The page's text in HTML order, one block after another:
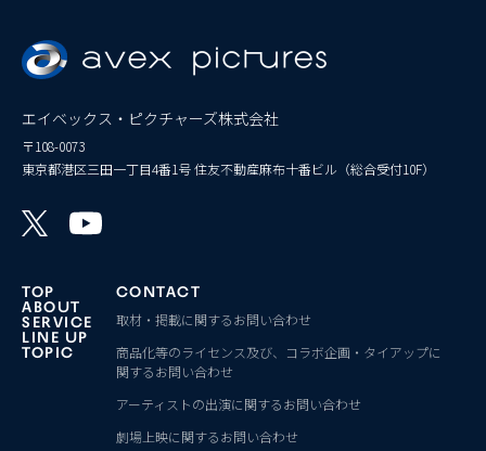
エイベックス・ピクチャーズ株式会社
〒108-0073
東京都港区三田一丁目4番1号 住友不動産麻布十番ビル（総合受付10F）
TOP
ABOUT
SERVICE
LINE UP
TOPIC
CONTACT
取材・掲載に関するお問い合わせ
商品化等のライセンス及び、コラボ企画・タイアップに
関するお問い合わせ
アーティストの出演に関するお問い合わせ
劇場上映に関するお問い合わせ